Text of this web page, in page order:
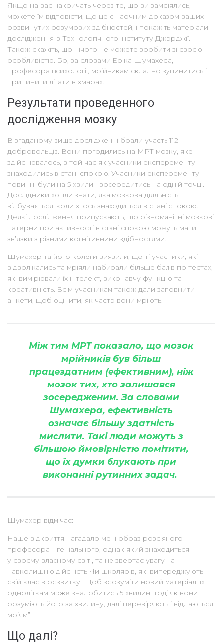
Якщо на вас накричать через те, що ви замріялись,
можете їм відповісти, що це є наочним доказом ваших
розвинутих розумових здібностей, і покажіть матеріали
дослідження із Технологічного інституту Джорджії.
Також скажіть, що нічого не можете зробити зі своєю
особливістю. Бо, за словами Еріка Шумахера,
професора психології, мрійникам складно зупинитись і
припинити літати в хмарах.
Результати проведенного
дослідження мозку
В згаданому вище дослідженні брали участь 112
добровольців. Вони погодились на МРТ мозку, яке
здійснювалось, в той час як учасники експеременту
знаходились в стані спокою. Учасники експеременту
повинні були на 5 хвилин зосередитись на одній точці.
Дослідники хотіли знати, яка мозкова діяльність
відбувається, коли хтось знаходиться в стані спокою.
Деякі дослідження припускають, що різноманітні мозкові
патерни при активності в стані спокою можуть мати
зв’язки з різними когнітивними здібностями.
Шумахер та його колеги виявили, що ті учасники, які
відволікались та мріяли набирали більше балів по тестах,
які вимірювали їх інтелект, виконавчу функцію та
креативність. Всім учасникам також дали заповнити
анкети, щоб оцінити, як часто вони мріють.
Між тим МРТ показало, що мозок
мрійників був більш
працездатним (ефективним), ніж
мозок тих, хто залишався
зосередженим. За словами
Шумахера, ефективність
означає більшу здатність
мислити. Такі люди можуть з
більшою ймовірністю помітити,
що їх думки блукають при
виконанні рутинних задач.
Шумахер відмічає:
Наше відкриття нагадало мені образ розсіяного
професора – геніального, однак який знаходиться
у своєму власному світі, та не звертає увагу на
навколишню дійсність Чи школярів, які випереджують
свій клас в розвитку. Щоб зрозуміти новий матеріал, їх
одноліткам може знадобитись 5 хвилин, тоді як вони
розуміють його за хвилину, далі перевіряють і віддаються
мріям”.
Що далі?